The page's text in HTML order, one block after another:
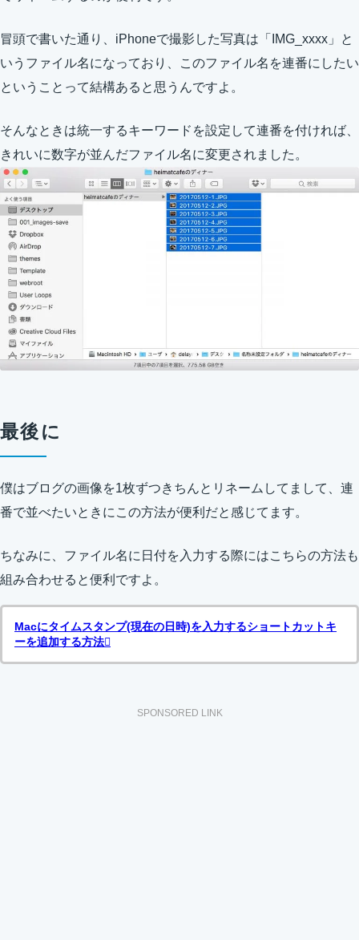
冒頭で書いた通り、iPhoneで撮影した写真は「IMG_xxxx」と
いうファイル名になっており、このファイル名を連番にしたい
ということって結構あると思うんですよ。
そんなときは統一するキーワードを設定して連番を付ければ、
きれいに数字が並んだファイル名に変更されました。
最後に
僕はブログの画像を1枚ずつきちんとリネームしてまして、連
番で並べたいときにこの方法が便利だと感じてます。
ちなみに、ファイル名に日付を入力する際にはこちらの方法も
組み合わせると便利ですよ。
Macにタイムスタンプ(現在の日時)を入力するショートカットキ
ーを追加する方法
SPONSORED LINK